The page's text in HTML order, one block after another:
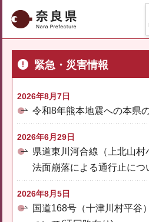
奈良県
緊急・災害情報
2026年8月7日
令和8年熊本地震への本県
2026年6月29日
県道東川河合線（上北山
法面崩落による通行止につ
2026年8月5日
国道168号（十津川村平谷